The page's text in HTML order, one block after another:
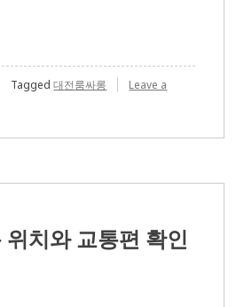
Tagged대전룸싸롱
Leave a
치와 교통편 확인